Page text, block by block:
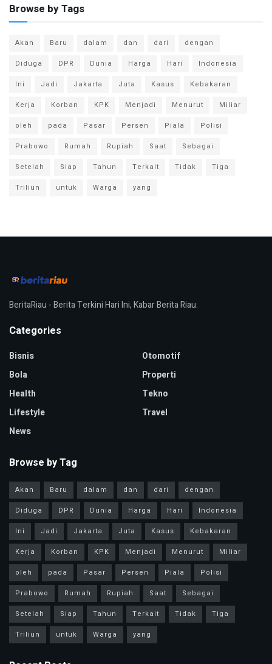
Browse by Tags
Akan Baru dalam dan dari
dengan
Diduga
DPR Dunia Harga Hari
Indonesia
Ini
Jadi Jakarta Juta Kasus
Kebakaran
Kerja
Korban KPK Menjadi Menurut
Miliar
oleh
pada Pasar Persen Piala
Polisi
Prabowo
Rumah Rupiah Saat
Sebagai
Setelah
Siap Tahun Terkait Tidak
Tiga
Triliun
untuk Warga yang
BeritaRiau - Berita Terkini Hari Ini, Kabar Berita Riau.
Categories
Bisnis
Bola
Health
Lifestyle
News
Otomotif
Properti
Tekno
Travel
Browse by Tag
Akan Baru dalam dan dari
dengan
Diduga
DPR Dunia Harga Hari
Indonesia
Ini
Jadi Jakarta Juta Kasus
Kebakaran
Kerja
Korban KPK Menjadi Menurut
Miliar
oleh
pada Pasar Persen Piala
Polisi
Prabowo
Rumah Rupiah Saat
Sebagai
Setelah
Siap Tahun Terkait Tidak
Tiga
Triliun
untuk Warga yang